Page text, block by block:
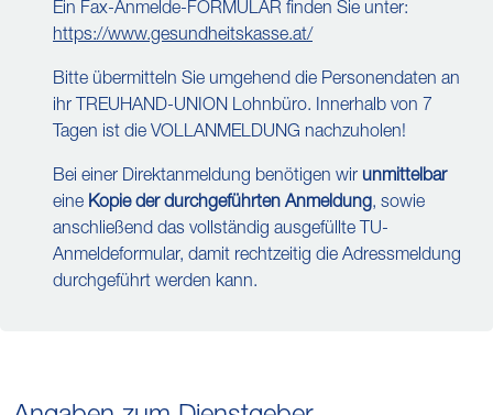
Ein Fax-Anmelde-FORMULAR finden Sie unter:
https://www.gesundheitskasse.at/
Bitte übermitteln Sie umgehend die Personendaten an
ihr TREUHAND-UNION Lohnbüro. Innerhalb von 7
Tagen ist die VOLLANMELDUNG nachzuholen!
Bei einer Direktanmeldung benötigen wir unmittelbar
eine Kopie der durchgeführten Anmeldung, sowie
anschließend das vollständig ausgefüllte TU-
Anmeldeformular, damit rechtzeitig die Adressmeldung
durchgeführt werden kann.